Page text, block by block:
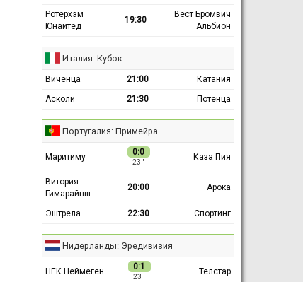
Ротерхэм
Юнайтед
19:30
Вест Бромвич
Альбион
Италия: Кубок
Виченца 21:00
Катания
Асколи
21:30 Потенца
Португалия: Примейра
Маритиму 0:0
23 ′
Каза Пия
Витория
Гимарайнш
20:00 Арока
Эштрела 22:30 Спортинг
Нидерланды: Эредивизия
НЕК Неймеген 0:1
23 ′
Телстар